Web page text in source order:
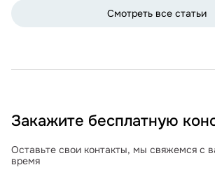
Смотреть все статьи
Закажите бесплатную
Оставьте свои контакты, мы свяжемся с
время